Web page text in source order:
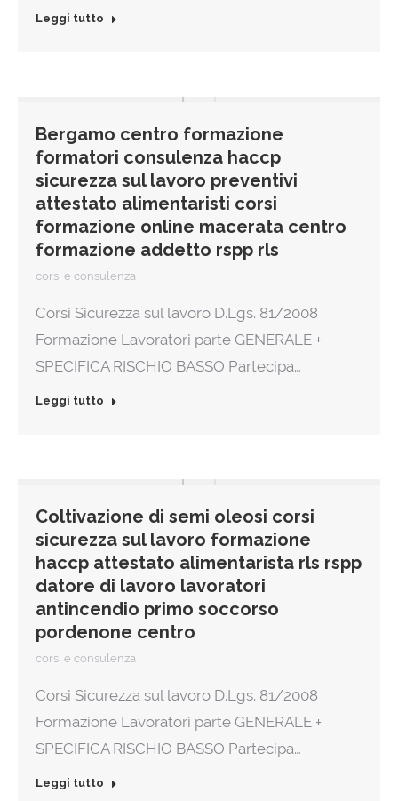
Leggi tutto
Bergamo centro formazione
formatori consulenza haccp
sicurezza sul lavoro preventivi
attestato alimentaristi corsi
formazione online macerata centro
formazione addetto rspp rls
corsi e consulenza
Corsi Sicurezza sul lavoro D.Lgs. 81/2008
Formazione Lavoratori parte GENERALE +
SPECIFICA RISCHIO BASSO Partecipa…
Leggi tutto
Coltivazione di semi oleosi corsi
sicurezza sul lavoro formazione
haccp attestato alimentarista rls rspp
datore di lavoro lavoratori
antincendio primo soccorso
pordenone centro
corsi e consulenza
Corsi Sicurezza sul lavoro D.Lgs. 81/2008
Formazione Lavoratori parte GENERALE +
SPECIFICA RISCHIO BASSO Partecipa…
Leggi tutto